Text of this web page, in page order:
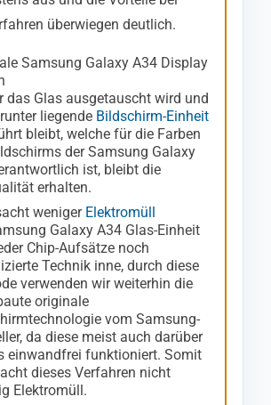
überwiegen deutlich.
Samsung Galaxy A34 Display
das Glas ausgetauscht wird und
liegende Bildschirm-Einheit
bleibt, welche für die Farben
der Samsung Galaxy
ist, bleibt die
erhalten.
weniger Elektromüll
Galaxy A34 Glas-Einheit
Chip-Aufsätze noch
Technik inne, durch diese
verwenden wir weiterhin die
originale
vom Samsung-
da diese meist auch darüber
einwandfrei funktioniert. Somit
dieses Verfahren nicht
Elektromüll.